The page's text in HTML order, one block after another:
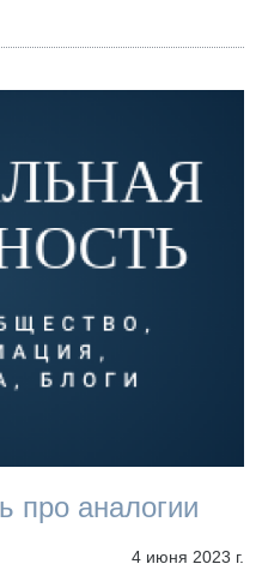
про аналогии
4 июня 2023 г.